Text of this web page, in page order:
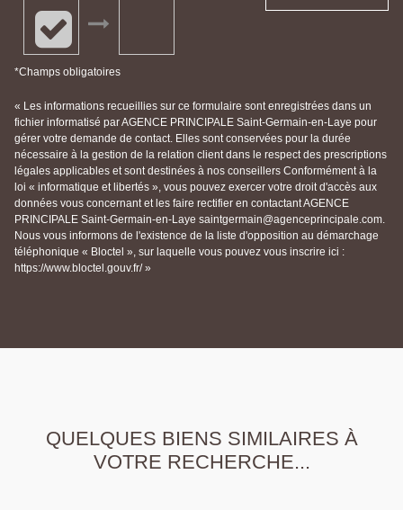
*Champs obligatoires
« Les informations recueillies sur ce formulaire sont enregistrées dans un
fichier informatisé par AGENCE PRINCIPALE Saint-Germain-en-Laye pour
gérer votre demande de contact. Elles sont conservées pour la durée
nécessaire à la gestion de la relation client dans le respect des prescriptions
légales applicables et sont destinées à nos conseillers Conformément à la
loi « informatique et libertés », vous pouvez exercer votre droit d'accès aux
données vous concernant et les faire rectifier en contactant AGENCE
PRINCIPALE Saint-Germain-en-Laye saintgermain@agenceprincipale.com.
Nous vous informons de l'existence de la liste d'opposition au démarchage
téléphonique « Bloctel », sur laquelle vous pouvez vous inscrire ici :
https://www.bloctel.gouv.fr/ »
QUELQUES BIENS SIMILAIRES À
VOTRE RECHERCHE...